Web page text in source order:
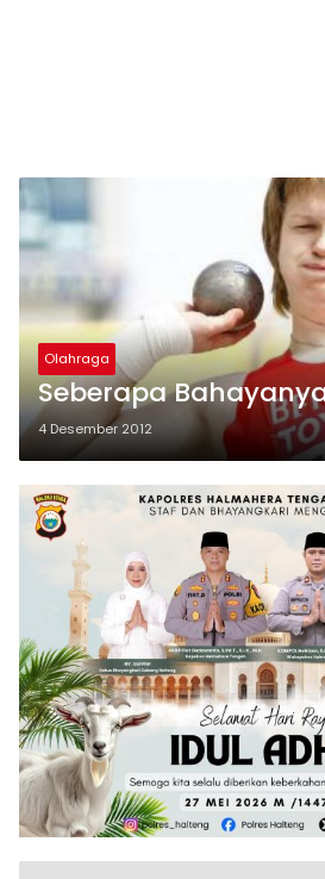
Olahraga
Seberapa
4 Desember 2012